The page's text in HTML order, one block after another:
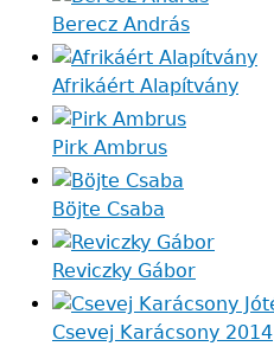
Berecz András
Afrikáért Alapítvány
Pirk Ambrus
Böjte Csaba
Reviczky Gábor
Csevej Karácsony 2014